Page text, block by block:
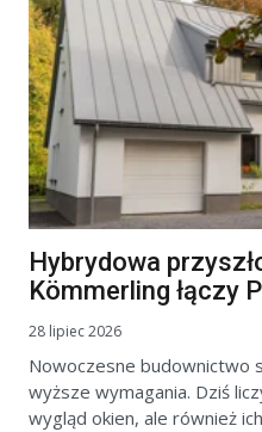
Hybrydowa
Kömmerling łączy
28 lipiec 2026
Nowoczesne budownictwo
wyższe wymagania. Dziś
wygląd okien, ale również